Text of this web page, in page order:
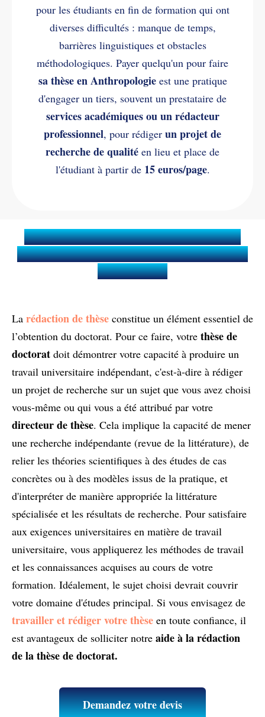
pour les étudiants en fin de formation qui ont
diverses difficultés : manque de temps,
barrières linguistiques et obstacles
méthodologiques. Payer quelqu'un pour faire
sa thèse en Anthropologieest une pratique
d'engager un tiers, souvent un prestataire de
services académiques ou un rédacteur
professionnel, pour rédiger un projet de
recherche de qualité en lieu et place de
l'étudiant à partir de15 euros/page.
Quels services sont inclus dans
l’aide à la rédaction de la thèse de
doctorat ?
La rédaction de thèse constitue un élément essentiel de
l’obtention du doctorat. Pour ce faire, votre thèse de
doctorat doit démontrer votre capacité à produire un
travail universitaire indépendant, c'est-à-dire à rédiger
un projet de recherche sur un sujet que vous avez choisi
vous-même ou qui vous a été attribué par votre
directeur de thèse. Cela implique la capacité de mener
une recherche indépendante (revue de la littérature), de
relier les théories scientifiques à des études de cas
concrètes ou à des modèles issus de la pratique, et
d'interpréter de manière appropriée la littérature
spécialisée et les résultats de recherche. Pour satisfaire
aux exigences universitaires en matière de travail
universitaire, vous appliquerez les méthodes de travail
et les connaissances acquises au cours de votre
formation. Idéalement, le sujet choisi devrait couvrir
votre domaine d'études principal. Si vous envisagez de
travailler et rédiger votre thèse en toute confiance, il
est avantageux de solliciter notre aide à la rédaction
de la thèse de doctorat.
Demandez votre devis